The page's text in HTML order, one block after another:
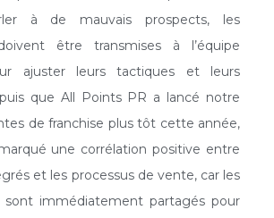
à de mauvais prospects, les
être transmises à l’équipe
ajuster leurs tactiques et leurs
que All Points PR a lancé notre
de franchise plus tôt cette année,
une corrélation positive entre
et les processus de vente, car les
sont immédiatement partagés pour